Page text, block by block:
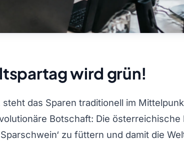
wird grün!
steht das Sparen traditionell im
Botschaft: Die österreichische
zu füttern und damit die